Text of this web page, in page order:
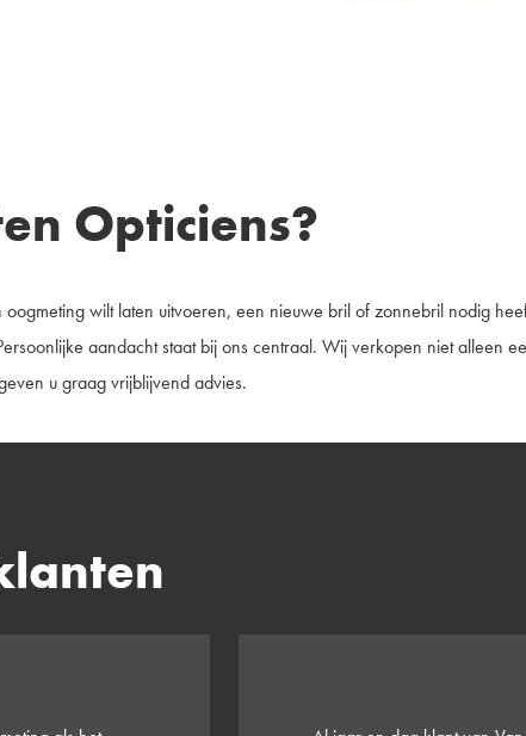
Opticiens?
wilt laten uitvoeren, een nieuwe bril of zonnebril nodig
aandacht staat bij ons centraal. Wij verkopen niet alleen
u graag vrijblijvend advies.